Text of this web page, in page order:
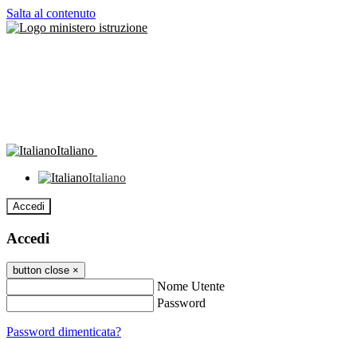
Salta al contenuto
Italiano
Italiano
Accedi
Accedi
button close ×
Nome Utente
Password
Password dimenticata?